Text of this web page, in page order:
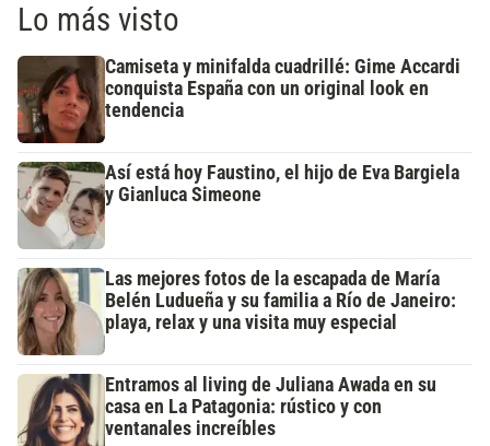
Lo más visto
Camiseta y minifalda cuadrillé: Gime Accardi
conquista España con un original look en
tendencia
Así está hoy Faustino, el hijo de Eva Bargiela
y Gianluca Simeone
Las mejores fotos de la escapada de María
Belén Ludueña y su familia a Río de Janeiro:
playa, relax y una visita muy especial
Entramos al living de Juliana Awada en su
casa en La Patagonia: rústico y con
ventanales increíbles